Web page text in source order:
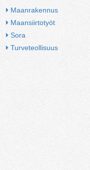
Maanrakennus
Maansiirtotyöt
Sora
Turveteollisuus